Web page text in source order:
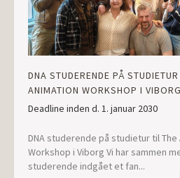
DNA STUDERENDE PÅ
ANIMATION WORKSHOP I VIBORG
Deadline inden d. 1. januar 2030
DNA studerende på studietur til The
Workshop i Viborg Vi har sammen
studerende indgået et fan...